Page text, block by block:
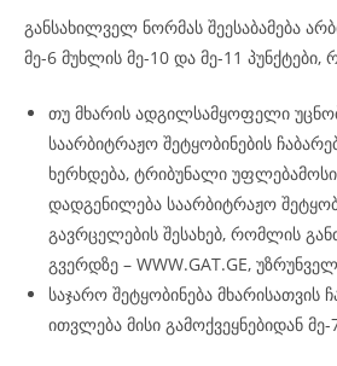
განსახილველ ნორმას შეესაბამება
მე-6 მუხლის მე-10 და მე-11
თუ მხარის ადგილსამყოფელი
საარბიტრაჟო შეტყობინების
ხერხდება, ტრიბუნალი
დადგენილება საარბიტრაჟო
გავრცელების შესახებ, რომლის
გვერდზე – WWW.GAT.GE,
საჯარო შეტყობინება მხარისათვის
ითვლება მისი გამოქვეყნებიდან